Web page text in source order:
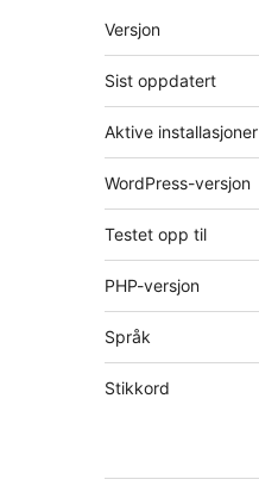
Meta
Versjon
Sist oppdatert
Aktive installasjoner
WordPress-versjon
Testet opp til
PHP-versjon
Språk
Stikkord